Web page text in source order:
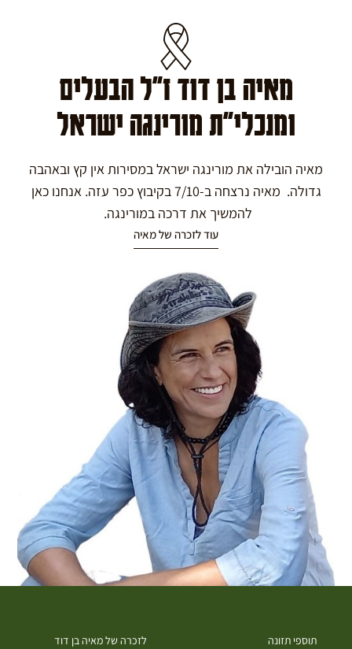
מאיה בן דוד ז"ל הבעלים
ומנכלי"ת מורינגה ישראל
מאיה הובילה את מורינגה ישראל במסירות אין קץ ובאהבה
גדולה. מאיה נרצחה ב-7/10 בקיבוץ כפר עזה. אנחנו כאן
להמשיך את דרכה במורינגה.
עוד לזכרה של מאיה
תוספי תזונה
לזכרה של מאיה בן דוד